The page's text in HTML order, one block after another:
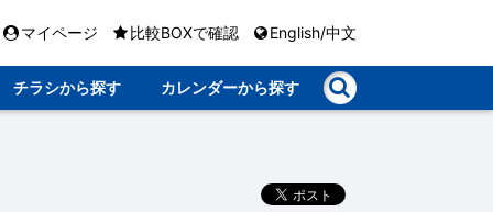
マイページ 比較BOXで確認 English/中文
チラシから探す カレンダーから探す